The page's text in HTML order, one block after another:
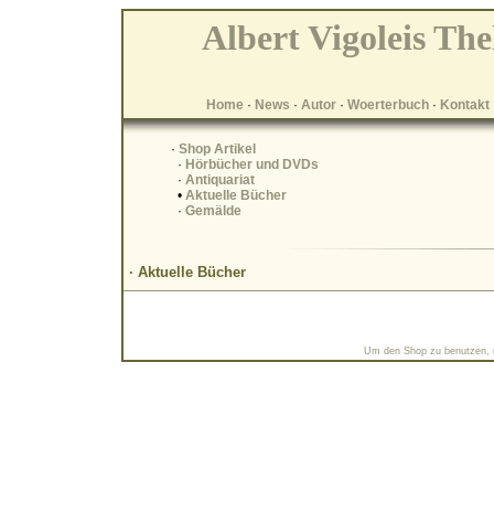
Albert Vigoleis
Home · News · Autor · Woerterbuch · Kontakt
· Shop Artikel
· Hörbücher und DVDs
· Antiquariat
• Aktuelle Bücher
· Gemälde
· Aktuelle Bücher
Um den Shop zu